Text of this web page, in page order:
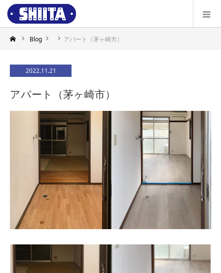
Blog アパート（茅ヶ崎市）
2022.11.21
アパート（茅ヶ崎市）